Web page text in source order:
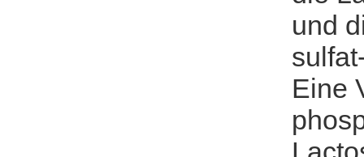
und
Eine